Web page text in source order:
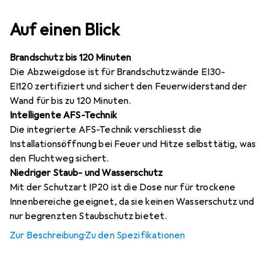
Auf einen Blick
Brandschutz bis 120 Minuten
Die Abzweigdose ist für Brandschutzwände EI30-
EI120 zertifiziert und sichert den Feuerwiderstand der
Wand für bis zu 120 Minuten.
Intelligente AFS-Technik
Die integrierte AFS-Technik verschliesst die
Installationsöffnung bei Feuer und Hitze selbsttätig, was
den Fluchtweg sichert.
Niedriger Staub- und Wasserschutz
Mit der Schutzart IP20 ist die Dose nur für trockene
Innenbereiche geeignet, da sie keinen Wasserschutz und
nur begrenzten Staubschutz bietet.
Zur Beschreibung·Zu den Spezifikationen